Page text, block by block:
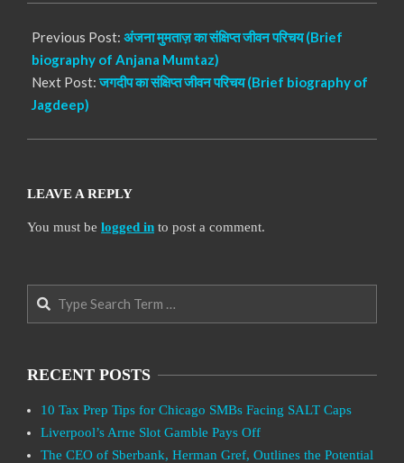
Previous Post: अंजना मुमताज़ का संक्षिप्त जीवन परिचय (Brief
biography of Anjana Mumtaz)
Next Post:जगदीप का संक्षिप्त जीवन परिचय (Brief biography of
Jagdeep)
LEAVE A REPLY
You must be logged in to post a comment.
Search
RECENT POSTS
10 Tax Prep Tips for Chicago SMBs Facing SALT Caps
Liverpool’s Arne Slot Gamble Pays Off
The CEO of Sberbank, Herman Gref, Outlines the Potential